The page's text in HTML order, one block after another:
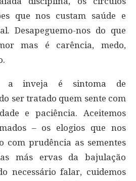
que nos custam saúde e
Desapeguemo-nos do que
mas é carência, medo,
a inveja é sintoma de
ser tratado quem sente com
e paciência. Aceitemos
– os elogios que nos
com prudência as sementes
más ervas da bajulação
necessário falar, cuidemos